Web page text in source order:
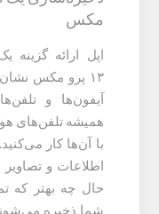
مکس
اپل ارائه گزینه
۱۳ پرو مکس
آیفون‌ها و
همیشه تلفن‌های
با آن‌ها کار
اطلاعات و
حال چه بهتر که
شما ذخیره